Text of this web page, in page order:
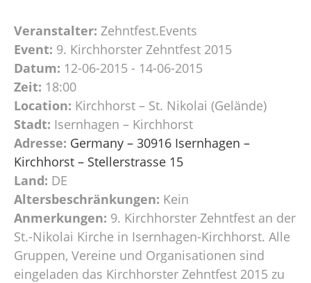
Veranstalter: Zehntfest.Events
Event: 9. Kirchhorster Zehntfest 2015
Datum: 12-06-2015 - 14-06-2015
Zeit: 18:00
Location: Kirchhorst – St. Nikolai (Gelände)
Stadt: Isernhagen – Kirchhorst
Adresse: Germany – 30916 Isernhagen –
Kirchhorst – Stellerstrasse 15
Land: DE
Altersbeschränkungen: Kein
Anmerkungen: 9. Kirchhorster Zehntfest an der
St.-Nikolai Kirche in Isernhagen-Kirchhorst. Alle
Gruppen, Vereine und Organisationen sind
eingeladen das Kirchhorster Zehntfest 2015 zu